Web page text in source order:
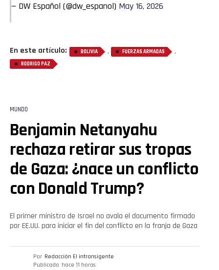
— DW Español (@dw_espanol) May 16, 2026
En este artículo: BOLIVIA , FUERZAS ARMADAS ,
RODRIGO PAZ
MUNDO
Benjamin Netanyahu
rechaza retirar sus tropas
de Gaza: ¿nace un conflicto
con Donald Trump?
El primer ministro de Israel no avala el documento firmado
por EE.UU. para iniciar el fin del conflicto en la franja de Gaza
Por Redacción El intransigente
Publicado hace 11 horas